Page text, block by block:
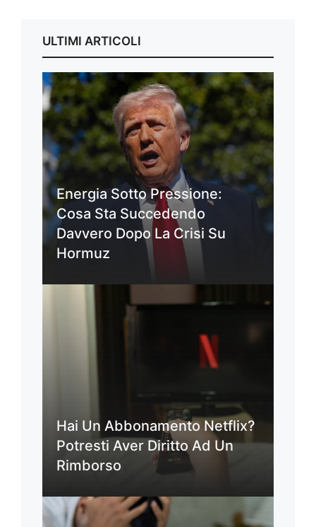
ULTIMI ARTICOLI
Energia Sotto Pressione:
Cosa Sta Succedendo
Davvero Dopo La Crisi Su
Hormuz
Hai Un Abbonamento Netflix?
Potresti Aver Diritto Ad Un
Rimborso